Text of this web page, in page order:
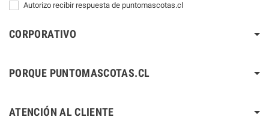
Autorizo recibir respuesta de puntomascotas.cl
CORPORATIVO
PORQUE PUNTOMASCOTAS.CL
ATENCIÓN AL CLIENTE